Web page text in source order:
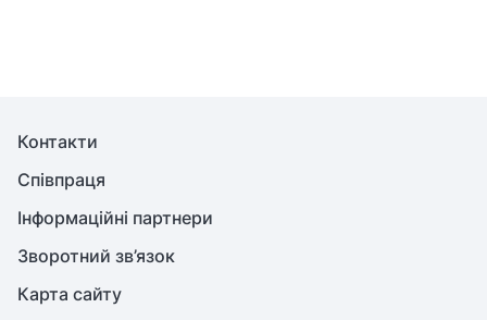
Контакти
Співпраця
Інформаційні партнери
Зворотний зв’язок
Карта сайту